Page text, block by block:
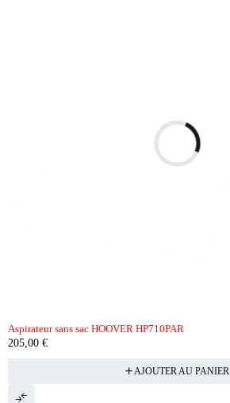
Aspirateur sans sac HOOVER HP710PAR
205,00 €
AJOUTER AU PANIER